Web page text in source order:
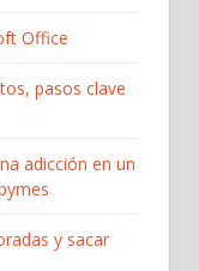
Office
pasos clave
adicción en un
y sacar